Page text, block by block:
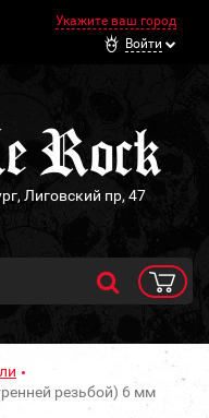
Укажите ваш город
Войти
Лиговский пр, 47
резьбой) 6 мм